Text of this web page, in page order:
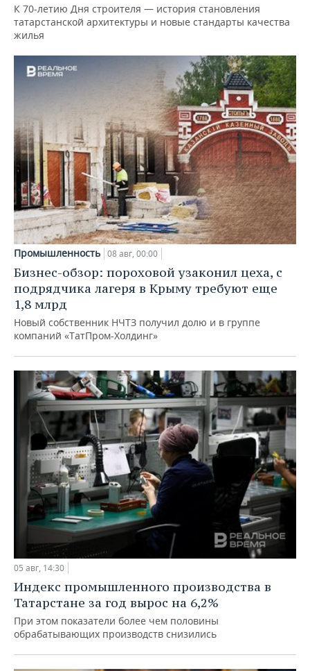
К 70-летию Дня строителя — история становления
татарстанской архитектуры и новые стандарты качества
жилья
Промышленность 08 авг, 00:00
Бизнес-обзор: пороховой узаконил цеха, с
подрядчика лагеря в Крыму требуют еще
1,8 млрд
Новый собственник НЧТЗ получил долю и в группе
компаний «ТатПром-Холдинг»
05 авг, 14:30
Индекс промышленного производства в
Татарстане за год вырос на 6,2%
При этом показатели более чем половины
обрабатывающих производств снизились